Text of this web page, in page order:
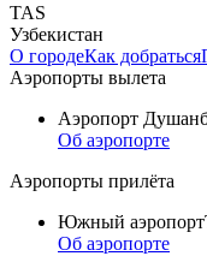
TAS
Узбекистан
О городеКак добраться
Аэропорты вылета
Аэропорт
Об аэропорте
Аэропорты прилёта
Южный аэропорт
Об аэропорте